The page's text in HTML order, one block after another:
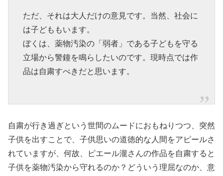
ただ、それは大人だけの意見です。当然、社会に
は子どももいます。
ぼくは、薬物汚染の「弱者」である子どもを守る
立場から警鐘を鳴らしたいのです。現時点では作
品は自粛すべきだと思います。
自粛が行き過ぎという世間のムードにおもねりつつ、突然
子供を出すことで、子供思いの道徳的な人間をアピールさ
れていますが、何故、ピエール瀧さんの作品を自粛すると
子供を薬物汚染から守れるのか？どういう理屈なのか、意